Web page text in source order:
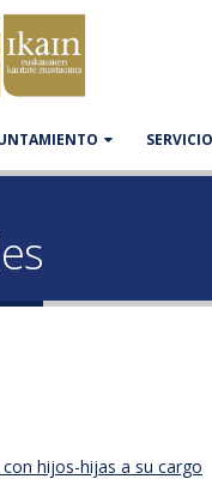
hijos-hijas a su cargo